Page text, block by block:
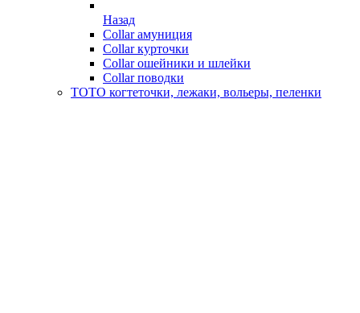
Назад
Collar амуниция
Collar курточки
Collar ошейники и шлейки
Collar поводки
ТОТО когтеточки, лежаки, вольеры, пеленки